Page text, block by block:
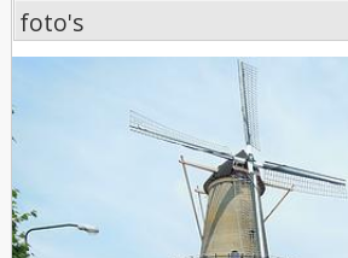
foto's